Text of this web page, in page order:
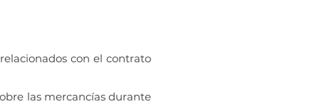
con el contrato
las mercancías durante